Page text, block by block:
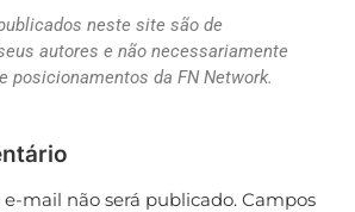
neste site são de
autores e não necessariamente
posicionamentos da FN Network.
mail não será publicado. Campos